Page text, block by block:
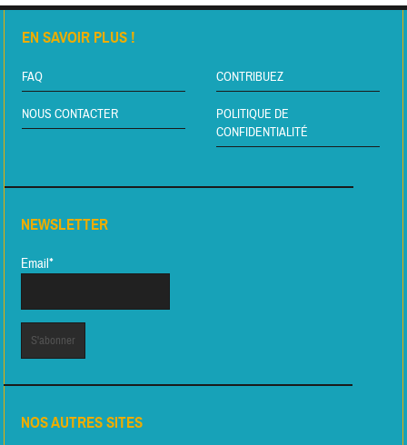
EN SAVOIR PLUS !
FAQ CONTRIBUEZ
NOUS CONTACTER
POLITIQUE DE
CONFIDENTIALITÉ
NEWSLETTER
Email*
NOS AUTRES SITES